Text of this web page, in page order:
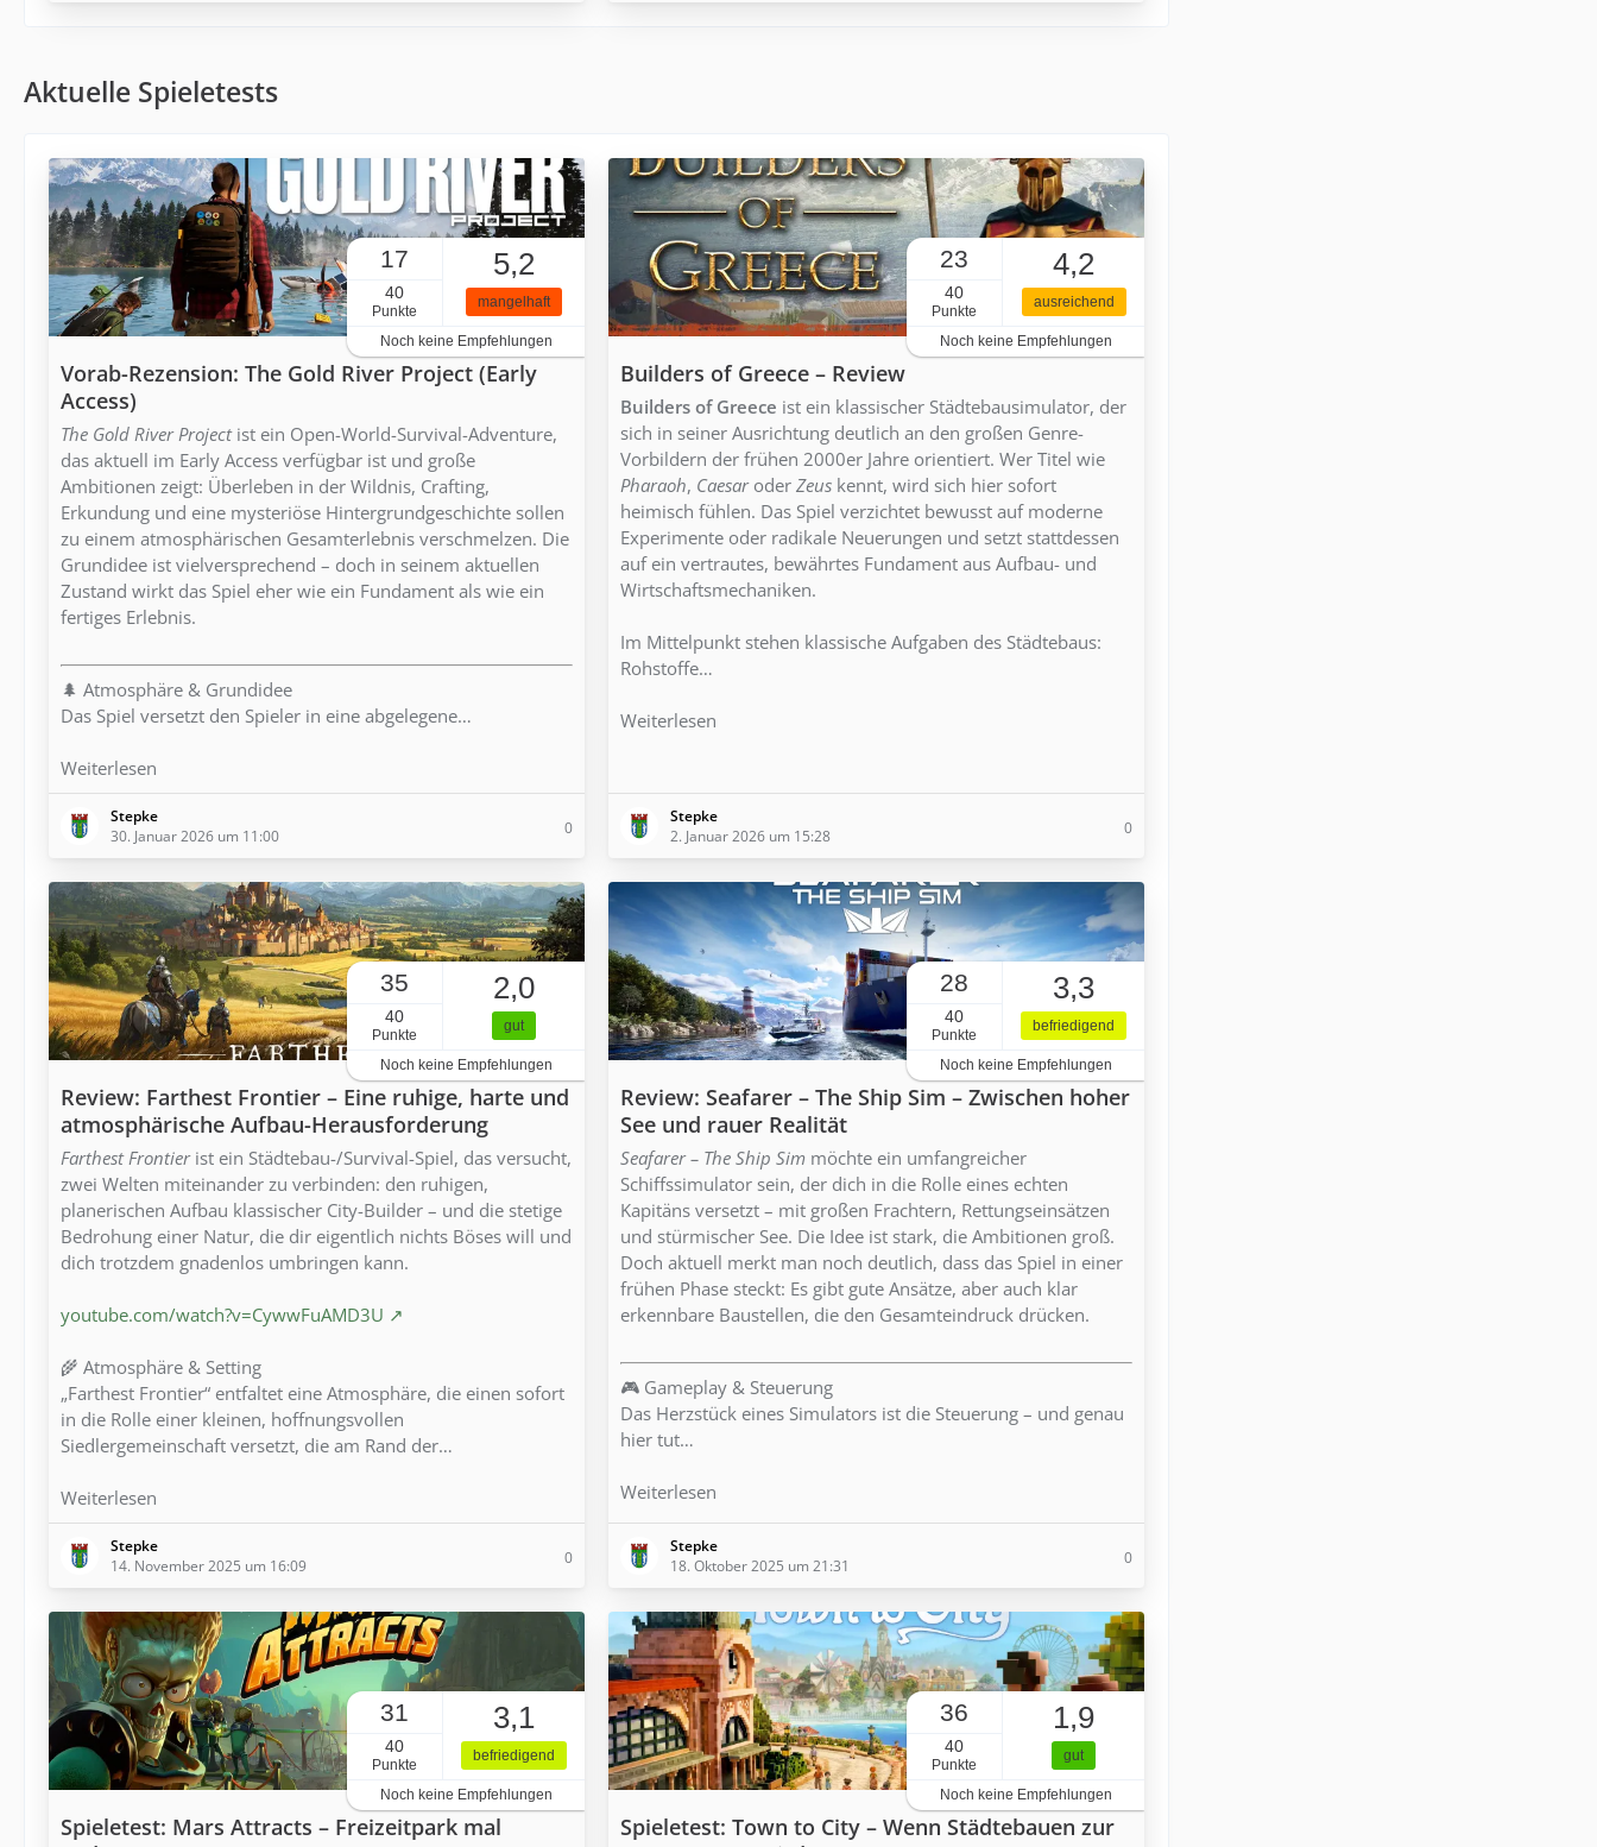
Aktuelle Spieletests
17
40
Punkte
5,2
mangelhaft
Noch keine Empfehlungen
Vorab-Rezension: The Gold River Project (Early
Access)
The Gold River Projectist ein Open-World-Survival-Adventure,
das aktuell im Early Access verfügbar ist und große
Ambitionen zeigt: Überleben in der Wildnis, Crafting,
Erkundung und eine mysteriöse Hintergrundgeschichte sollen
zu einem atmosphärischen Gesamterlebnis verschmelzen. Die
Grundidee ist vielversprechend – doch in seinem aktuellen
Zustand wirkt das Spiel eher wie ein Fundament als wie ein
fertiges Erlebnis.
🌲 Atmosphäre & Grundidee
Das Spiel versetzt den Spieler in eine abgelegene…
Weiterlesen
Stepke
30. Januar 2026 um 11:00
0
23
40
Punkte
4,2
ausreichend
Noch keine Empfehlungen
Builders of Greece – Review
Builders of Greece ist ein klassischer Städtebausimulator, der
sich in seiner Ausrichtung deutlich an den großen Genre-
Vorbildern der frühen 2000er Jahre orientiert. Wer Titel wie
Pharaoh, Caesaroder Zeus kennt, wird sich hier sofort
heimisch fühlen. Das Spiel verzichtet bewusst auf moderne
Experimente oder radikale Neuerungen und setzt stattdessen
auf ein vertrautes, bewährtes Fundament aus Aufbau- und
Wirtschaftsmechaniken.
Im Mittelpunkt stehen klassische Aufgaben des Städtebaus:
Rohstoffe…
Weiterlesen
Stepke
2. Januar 2026 um 15:28
0
35
40
Punkte
2,0
gut
Noch keine Empfehlungen
Review: Farthest Frontier – Eine ruhige, harte und
atmosphärische Aufbau-Herausforderung
Farthest Frontierist ein Städtebau-/Survival-Spiel, das versucht,
zwei Welten miteinander zu verbinden: den ruhigen,
planerischen Aufbau klassischer City-Builder – und die stetige
Bedrohung einer Natur, die dir eigentlich nichts Böses will und
dich trotzdem gnadenlos umbringen kann.
youtube.com/watch?v=CywwFuAMD3U
🌾 Atmosphäre & Setting
„Farthest Frontier“ entfaltet eine Atmosphäre, die einen sofort
in die Rolle einer kleinen, hoffnungsvollen
Siedlergemeinschaft versetzt, die am Rand der…
Weiterlesen
Stepke
14. November 2025 um 16:09
0
28
40
Punkte
3,3
befriedigend
Noch keine Empfehlungen
Review: Seafarer – The Ship Sim – Zwischen hoher
See und rauer Realität
Seafarer – The Ship Sim möchte ein umfangreicher
Schiffssimulator sein, der dich in die Rolle eines echten
Kapitäns versetzt – mit großen Frachtern, Rettungseinsätzen
und stürmischer See. Die Idee ist stark, die Ambitionen groß.
Doch aktuell merkt man noch deutlich, dass das Spiel in einer
frühen Phase steckt: Es gibt gute Ansätze, aber auch klar
erkennbare Baustellen, die den Gesamteindruck drücken.
🎮 Gameplay & Steuerung
Das Herzstück eines Simulators ist die Steuerung – und genau
hier tut…
Weiterlesen
Stepke
18. Oktober 2025 um 21:31
0
31
40
Punkte
3,1
befriedigend
Noch keine Empfehlungen
Spieletest: Mars Attracts – Freizeitpark mal
36
40
Punkte
1,9
gut
Noch keine Empfehlungen
Spieletest: Town to City – Wenn Städtebauen zur